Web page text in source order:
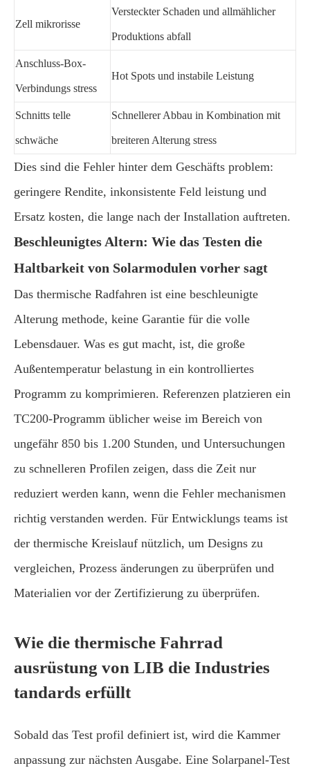
Zell mikrorisse
Versteckter Schaden und allmählicher
Produktions abfall
Anschluss-Box-
Verbindungs stress
Hot Spots und instabile Leistung
Schnitts telle
schwäche
Schnellerer Abbau in Kombination mit
breiteren Alterung stress
Dies sind die Fehler hinter dem Geschäfts problem:
geringere Rendite, inkonsistente Feld leistung und
Ersatz kosten, die lange nach der Installation auftreten.
Beschleunigtes Altern: Wie das Testen die
Haltbarkeit von Solarmodulen vorher sagt
Das thermische Radfahren ist eine beschleunigte
Alterung methode, keine Garantie für die volle
Lebensdauer. Was es gut macht, ist, die große
Außentemperatur belastung in ein kontrolliertes
Programm zu komprimieren. Referenzen platzieren ein
TC200-Programm üblicher weise im Bereich von
ungefähr 850 bis 1.200 Stunden, und Untersuchungen
zu schnelleren Profilen zeigen, dass die Zeit nur
reduziert werden kann, wenn die Fehler mechanismen
richtig verstanden werden. Für Entwicklungs teams ist
der thermische Kreislauf nützlich, um Designs zu
vergleichen, Prozess änderungen zu überprüfen und
Materialien vor der Zertifizierung zu überprüfen.
Wie die thermische Fahrrad
ausrüstung von LIB die Industries
tandards erfüllt
Sobald das Test profil definiert ist, wird die Kammer
anpassung zur nächsten Ausgabe. Eine Solarpanel-Test